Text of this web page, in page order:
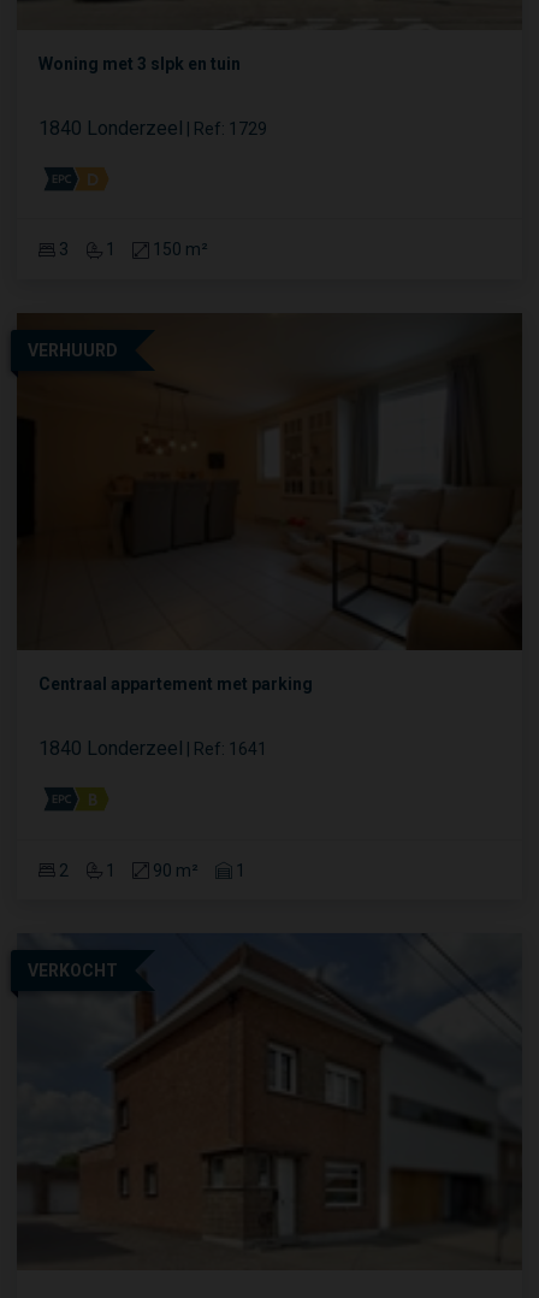
Woning met 3 slpk en tuin
1840 Londerzeel Ref: 1729
3 1 150 m²
VERHUURD
Centraal appartement met parking
1840 Londerzeel Ref: 1641
2 1 90 m² 1
VERKOCHT